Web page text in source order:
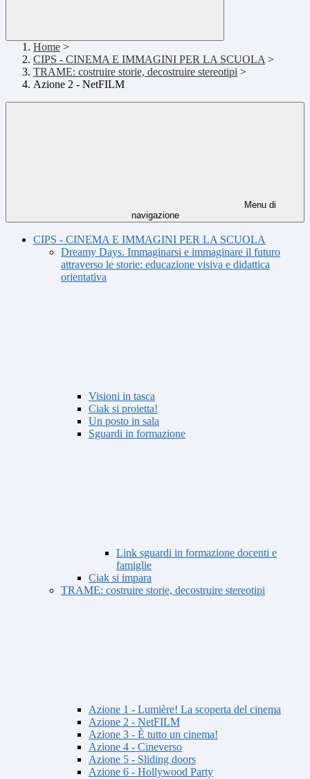
Home >
CIPS - CINEMA E IMMAGINI PER LA SCUOLA >
TRAME: costruire storie, decostruire stereotipi >
Azione 2 - NetFILM
Menu di
navigazione
CIPS - CINEMA E IMMAGINI PER LA SCUOLA
Dreamy Days. Immaginarsi e immaginare il futuro
attraverso le storie: educazione visiva e didattica
orientativa
Visioni in tasca
Ciak si proietta!
Un posto in sala
Sguardi in formazione
Link sguardi in formazione docenti e
famiglie
Ciak si impara
TRAME: costruire storie, decostruire stereotipi
Azione 1 - Lumière! La scoperta del cinema
Azione 2 - NetFILM
Azione 3 - È tutto un cinema!
Azione 4 - Cineverso
Azione 5 - Sliding doors
Azione 6 - Hollywood Party